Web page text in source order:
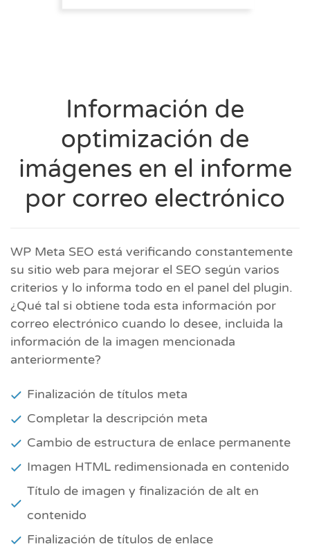
Información de
optimización de
imágenes en el informe
por correo electrónico
WP Meta SEO está verificando constantemente
su sitio web para mejorar el SEO según varios
criterios y lo informa todo en el panel del plugin.
¿Qué tal si obtiene toda esta información por
correo electrónico cuando lo desee, incluida la
información de la imagen mencionada
anteriormente?
Finalización de títulos meta
Completar la descripción meta
Cambio de estructura de enlace permanente
Imagen HTML redimensionada en contenido
Título de imagen y finalización de alt en
contenido
Finalización de títulos de enlace